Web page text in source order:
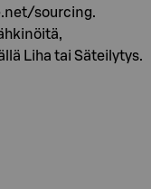
sourcing.
Liha tai Säteilytys.